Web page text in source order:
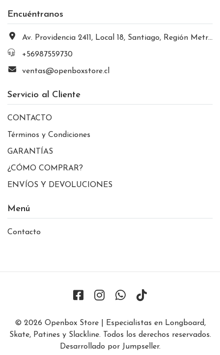
Encuéntranos
Av. Providencia 2411, Local 18, Santiago, Región Metropolitana, Chile
+56987559730
ventas@openboxstore.cl
Servicio al Cliente
CONTACTO
Términos y Condiciones
GARANTÍAS
¿CÓMO COMPRAR?
ENVÍOS Y DEVOLUCIONES
Menú
Contacto
© 2026 Openbox Store | Especialistas en Longboard,
Skate, Patines y Slackline. Todos los derechos reservados.
Desarrollado por Jumpseller.